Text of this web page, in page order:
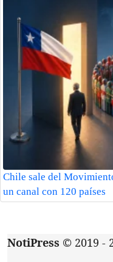
Chile sale del
un canal con 120 países
NotiPress © 2019 -